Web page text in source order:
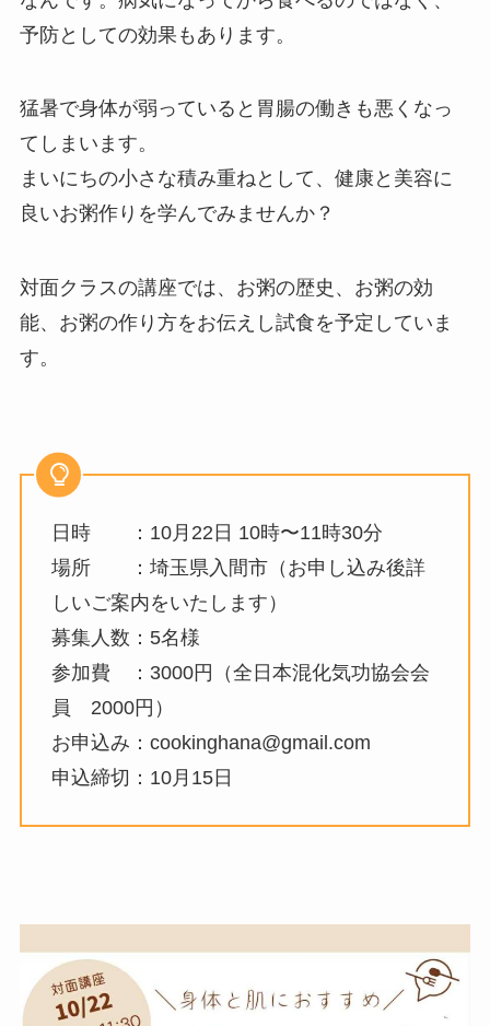
予防としての効果もあります。
猛暑で身体が弱っていると胃腸の働きも悪くなっ
てしまいます。
まいにちの小さな積み重ねとして、健康と美容に
良いお粥作りを学んでみませんか？
対面クラスの講座では、お粥の歴史、お粥の効
能、お粥の作り方をお伝えし試食を予定していま
す。
日時 ：10月22日 10時〜11時30分
場所 ：埼玉県入間市（お申し込み後詳
しいご案内をいたします）
募集人数：5名様
参加費 ：3000円（全日本混化気功協会会
員 2000円）
お申込み：cookinghana@gmail.com
申込締切：10月15日